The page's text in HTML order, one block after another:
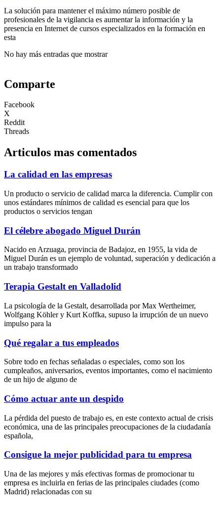
La solución para mantener el máximo número posible de
profesionales de la vigilancia es aumentar la información y la
presencia en Internet de cursos especializados en la formación en
esta
No hay más entradas que mostrar
Comparte
Facebook
X
Reddit
Threads
Articulos mas comentados
La calidad en las empresas
Un producto o servicio de calidad marca la diferencia. Cumplir con
unos estándares mínimos de calidad es esencial para que los
productos o servicios tengan
El célebre abogado Miguel Durán
Nacido en Arzuaga, provincia de Badajoz, en 1955, la vida de
Miguel Durán es un ejemplo de voluntad, superación y dedicación a
un trabajo transformado
Terapia Gestalt en Valladolid
La psicología de la Gestalt, desarrollada por Max Wertheimer,
Wolfgang Köhler y Kurt Koffka, supuso la irrupción de un nuevo
impulso para la
Qué regalar a tus empleados
Sobre todo en fechas señaladas o especiales, como son los
cumpleaños, aniversarios, eventos importantes, como el nacimiento
de un hijo de alguno de
Cómo actuar ante un despido
La pérdida del puesto de trabajo es, en este contexto actual de crisis
económica, una de las principales preocupaciones de la ciudadanía
española,
Consigue la mejor publicidad para tu empresa
Una de las mejores y más efectivas formas de promocionar tu
empresa es incluirla en ferias de las principales ciudades (como
Madrid) relacionadas con su